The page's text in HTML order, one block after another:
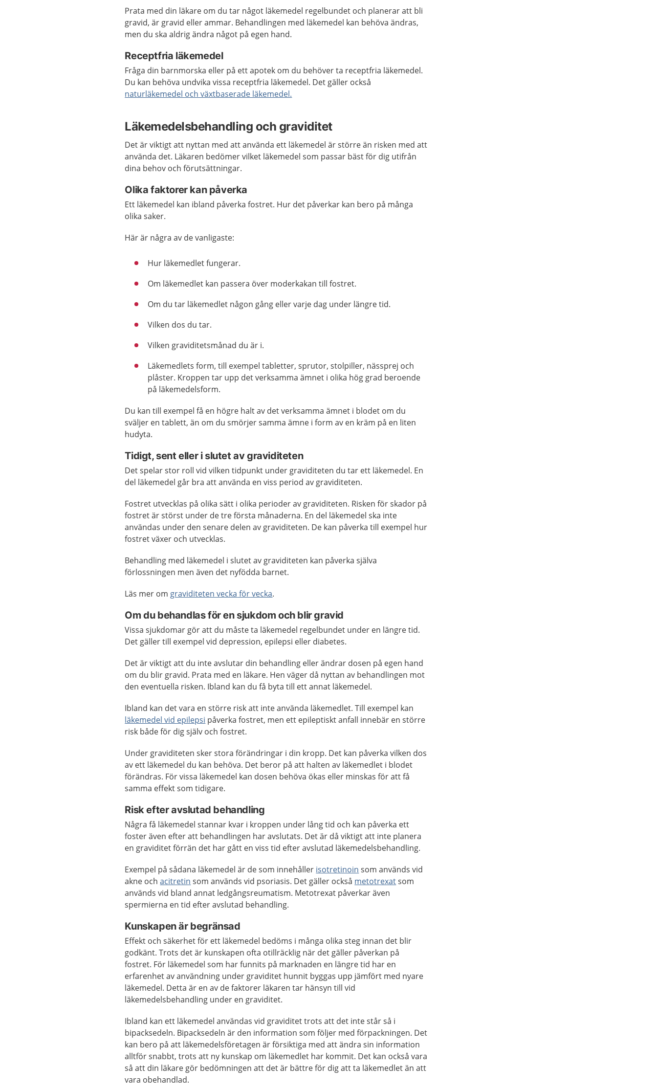
Prata med din läkare om du tar något läkemedel regelbundet och planerar att bli
gravid, är gravid eller ammar. Behandlingen med läkemedel kan behöva ändras,
men du ska aldrig ändra något på egen hand.
Receptfria läkemedel
Fråga din barnmorska eller på ett apotek om du behöver ta receptfria läkemedel.
Du kan behöva undvika vissa receptfria läkemedel. Det gäller också
naturläkemedel och växtbaserade läkemedel.
Läkemedelsbehandling och graviditet
Det är viktigt att nyttan med att använda ett läkemedel är större än risken med att
använda det. Läkaren bedömer vilket läkemedel som passar bäst för dig utifrån
dina behov och förutsättningar.
Olika faktorer kan påverka
Ett läkemedel kan ibland påverka fostret. Hur det påverkar kan bero på många
olika saker.
Här är några av de vanligaste:
Hur läkemedlet fungerar.
Om läkemedlet kan passera över moderkakan till fostret.
Om du tar läkemedlet någon gång eller varje dag under längre tid.
Vilken dos du tar.
Vilken graviditetsmånad du är i.
Läkemedlets form, till exempel tabletter, sprutor, stolpiller, nässprej och
plåster. Kroppen tar upp det verksamma ämnet i olika hög grad beroende
på läkemedelsform.
Du kan till exempel få en högre halt av det verksamma ämnet i blodet om du
sväljer en tablett, än om du smörjer samma ämne i form av en kräm på en liten
hudyta.
Tidigt, sent eller i slutet av graviditeten
Det spelar stor roll vid vilken tidpunkt under graviditeten du tar ett läkemedel. En
del läkemedel går bra att använda en viss period av graviditeten.
Fostret utvecklas på olika sätt i olika perioder av graviditeten. Risken för skador på
fostret är störst under de tre första månaderna. En del läkemedel ska inte
användas under den senare delen av graviditeten. De kan påverka till exempel hur
fostret växer och utvecklas.
Behandling med läkemedel i slutet av graviditeten kan påverka själva
förlossningen men även det nyfödda barnet.
Läs mer om graviditeten vecka förvecka.
Om du behandlas för en sjukdom och blir gravid
Vissa sjukdomar gör att du måste ta läkemedel regelbundet under en längre tid.
Det gäller till exempel vid depression, epilepsi eller diabetes.
Det är viktigt att du inte avslutar din behandling eller ändrar dosen på egen hand
om du blir gravid. Prata med en läkare. Hen väger då nyttan av behandlingen mot
den eventuella risken. Ibland kan du få byta till ett annat läkemedel.
Ibland kan det vara en större risk att inte använda läkemedlet. Till exempel kan
läkemedel vid epilepsi påverka fostret, men ett epileptiskt anfall innebär en större
risk både för dig själv och fostret.
Under graviditeten sker stora förändringar i din kropp. Det kan påverka vilken dos
av ett läkemedel du kan behöva. Det beror på att halten av läkemedlet i blodet
förändras. För vissa läkemedel kan dosen behöva ökas eller minskas för att få
samma effekt som tidigare.
Risk efter avslutad behandling
Några få läkemedel stannar kvar i kroppen under lång tid och kan påverka ett
foster även efter att behandlingen har avslutats. Det är då viktigt att inte planera
en graviditet förrän det har gått en viss tid efter avslutad läkemedelsbehandling.
Exempel på sådana läkemedel är de som innehåller isotretinoin som används vid
akne ochacitretin som används vid psoriasis. Det gäller också metotrexatsom
används vid bland annat ledgångsreumatism. Metotrexat påverkar även
spermierna en tid efter avslutad behandling.
Kunskapen är begränsad
Effekt och säkerhet för ett läkemedel bedöms i många olika steg innan det blir
godkänt. Trots det är kunskapen ofta otillräcklig när det gäller påverkan på
fostret. För läkemedel som har funnits på marknaden en längre tid har en
erfarenhet av användning under graviditet hunnit byggas upp jämfört med nyare
läkemedel. Detta är en av de faktorer läkaren tar hänsyn till vid
läkemedelsbehandling under en graviditet.
Ibland kan ett läkemedel användas vid graviditet trots att det inte står så i
bipacksedeln. Bipacksedeln är den information som följer med förpackningen. Det
kan bero på att läkemedelsföretagen är försiktiga med att ändra sin information
alltför snabbt, trots att ny kunskap om läkemedlet har kommit. Det kan också vara
så att din läkare gör bedömningen att det är bättre för dig att ta läkemedlet än att
vara obehandlad.